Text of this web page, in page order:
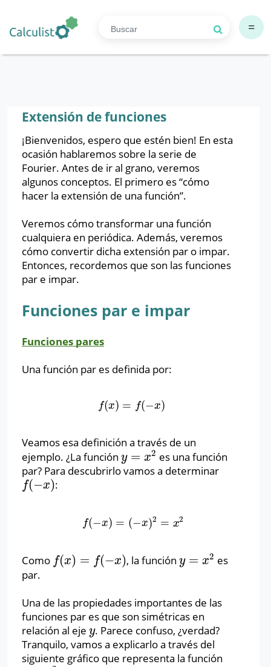
=
Extensión de funciones
¡Bienvenidos, espero que estén bien! En esta
ocasión hablaremos sobre la serie de
Fourier. Antes de ir al grano, veremos
algunos conceptos. El primero es “cómo
hacer la extensión de una función”.
Veremos cómo transformar una función
cualquiera en periódica. Además, veremos
cómo convertir dicha extensión par o impar.
Entonces, recordemos que son las funciones
par e impar.
Funciones par e impar
Funciones pares
Una función par es definida por:
f(x) = f(−x)
f(x )=f −x)
Veamos esa definición a través de un
ejemplo. ¿La función y = x2
y=x2
es una función
par? Para descubrirlo vamos a determinar
f(−x)
f(−x) :
f(−x) = (−x)2 = x2
f(−x )=( −x)2=x2
Como f(x) = f(−x)
f(x)=f −x , la funcióny = x2
y=x2
es
par.
Una de las propiedades importantes de las
funciones par es que son simétricas en
relación al eje y
y. Parece confuso, ¿verdad?
Tranquilo, vamos a explicarlo a través del
siguiente gráfico que representa la función